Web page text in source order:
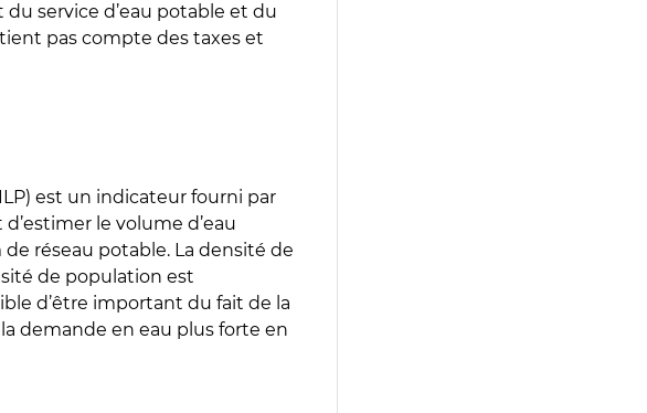
service d’eau potable et du
pas compte des taxes et
est un indicateur fourni par
le volume d’eau
réseau potable. La densité de
de population est
d’être important du fait de la
demande en eau plus forte en